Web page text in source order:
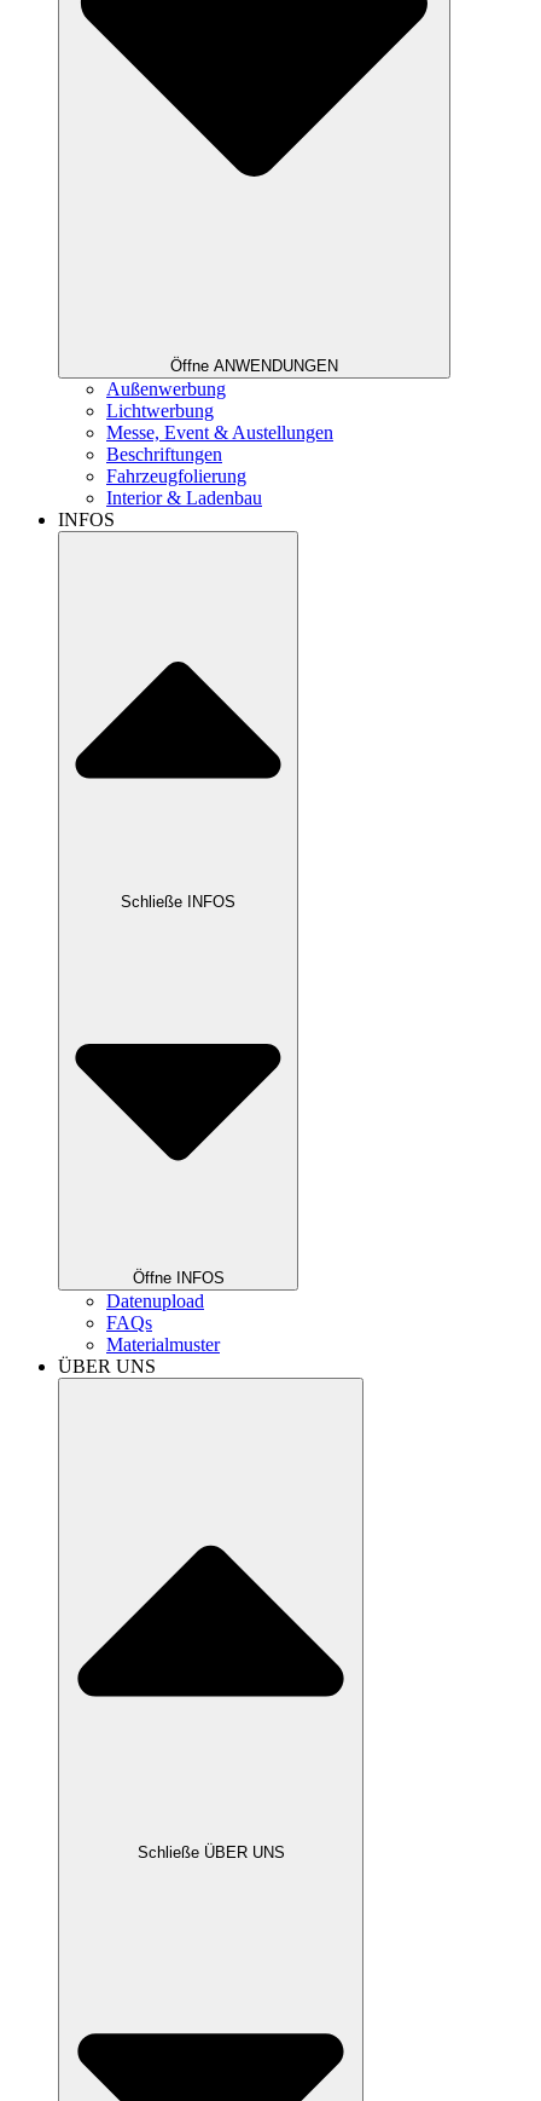
Öffne ANWENDUNGEN
Außenwerbung
Lichtwerbung
Messe, Event & Austellungen
Beschriftungen
Fahrzeugfolierung
Interior & Ladenbau
INFOS
Schließe INFOS
Öffne INFOS
Datenupload
FAQs
Materialmuster
ÜBER UNS
Schließe ÜBER UNS